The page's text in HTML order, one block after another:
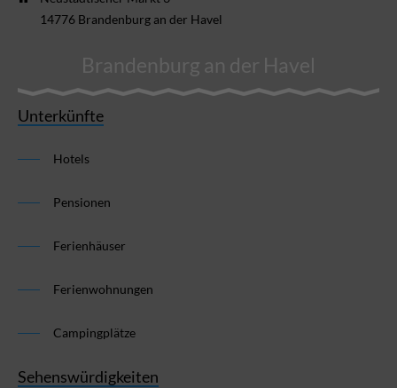
14776 Brandenburg an der Havel
Brandenburg an der Havel
Unterkünfte
Hotels
Pensionen
Ferienhäuser
Ferienwohnungen
Campingplätze
Sehenswürdigkeiten